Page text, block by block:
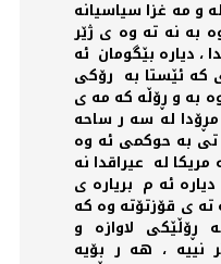
و مه غزا سياسيانه
به نه ته وه ى ژێر
دیارە بێگومان ئە
كه ئێستا بە رۆکی
به و ڕۆڵە کە مە ی
مڕۆدا لە سە ر ساحە
به حوكمى ئە وە
لە عيراقدا نه
ئە م برياره ى
تە ی قۆزتۆتە وە کە
ڕۆڵێکی لاوازە و
نییە ، هە ر بۆیە